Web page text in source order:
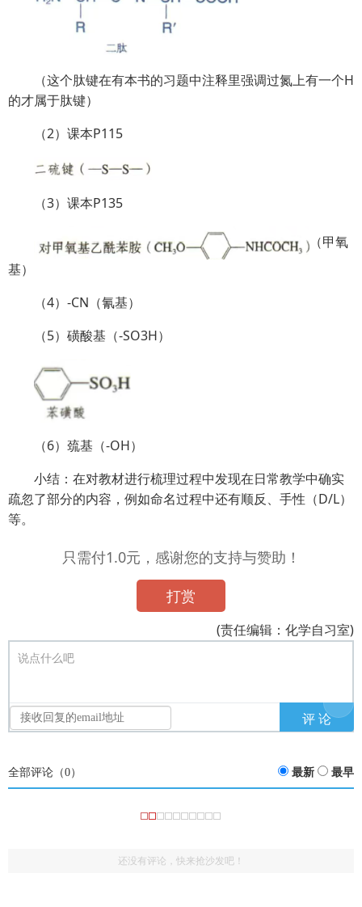
（这个肽键在有本书的习题中注释里强调过氮上有一个H
的才属于肽键）
（2）课本P115
（3）课本P135
（甲氧
基）
（4）-CN（氰基）
（5）磺酸基（-SO3H）
（6）巯基（-OH）
小结：在对教材进行梳理过程中发现在日常教学中确实
疏忽了部分的内容，例如命名过程中还有顺反、 手性（D/L）
等。
只需付1.0元，感谢您的支持与赞助！
打赏
(责任编辑：化学自习室)
说点什么吧
全部评论（0） 最新 最早
还没有评论，快来抢沙发吧！